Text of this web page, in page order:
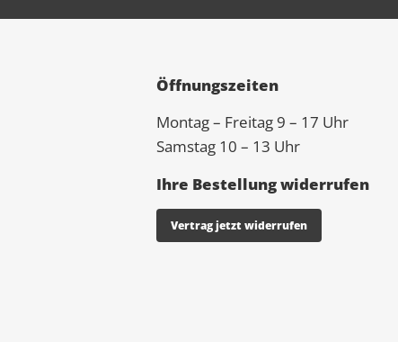
Öffnungszeiten
Montag – Freitag 9 – 17 Uhr
Samstag 10 – 13 Uhr
Ihre Bestellung widerrufen
Vertrag jetzt widerrufen